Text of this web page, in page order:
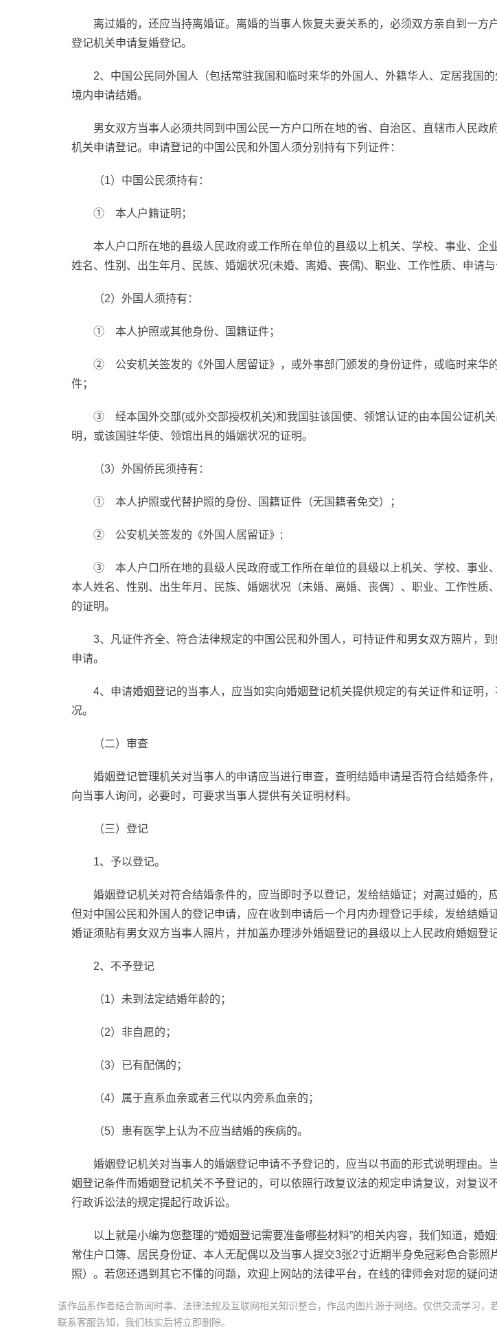
离过婚的，还应当持离婚证。离婚的当事人恢复夫妻关系的，必须双方亲自到一方
登记机关申请复婚登记。
2、中国公民同外国人（包括常驻我国和临时来华的外国人、外籍华人、定居我国
境内申请结婚。
男女双方当事人必须共同到中国公民一方户口所在地的省、自治区、直辖市人民政
机关申请登记。申请登记的中国公民和外国人须分别持有下列证件：
（1）中国公民须持有：
① 本人户籍证明；
本人户口所在地的县级人民政府或工作所在单位的县级以上机关、学校、事业、企
姓名、性别、出生年月、民族、婚姻状况(未婚、离婚、丧偶)、职业、工作性质、申请与
（2）外国人须持有：
① 本人护照或其他身份、国籍证件；
② 公安机关签发的《外国人居留证》，或外事部门颁发的身份证件，或临时来华
件；
③ 经本国外交部(或外交部授权机关)和我国驻该国使、领馆认证的由本国公证机关
明，或该国驻华使、领馆出具的婚姻状况的证明。
（3）外国侨民须持有：
① 本人护照或代替护照的身份、国籍证件（无国籍者免交）；
② 公安机关签发的《外国人居留证》;
③ 本人户口所在地的县级人民政府或工作所在单位的县级以上机关、学校、事业
本人姓名、性别、出生年月、民族、婚姻状况（未婚、离婚、丧偶）、职业、工作性质
的证明。
3、凡证件齐全、符合法律规定的中国公民和外国人，可持证件和男女双方照片，
申请。
4、申请婚姻登记的当事人，应当如实向婚姻登记机关提供规定的有关证件和证明
况。
（二）审查
婚姻登记管理机关对当事人的申请应当进行审查，查明结婚申请是否符合结婚条件
向当事人询问，必要时，可要求当事人提供有关证明材料。
（三）登记
1、予以登记。
婚姻登记机关对符合结婚条件的，应当即时予以登记，发给结婚证；对离过婚的，
但对中国公民和外国人的登记申请，应在收到申请后一个月内办理登记手续，发给结婚
婚证须贴有男女双方当事人照片，并加盖办理涉外婚姻登记的县级以上人民政府婚姻登
2、不予登记
（1）未到法定结婚年龄的；
（2）非自愿的；
（3）已有配偶的；
（4）属于直系血亲或者三代以内旁系血亲的；
（5）患有医学上认为不应当结婚的疾病的。
婚姻登记机关对当事人的婚姻登记申请不予登记的，应当以书面的形式说明理由。
姻登记条件而婚姻登记机关不予登记的，可以依照行政复议法的规定申请复议，对复议
行政诉讼法的规定提起行政诉讼。
以上就是小编为您整理的“婚姻登记需要准备哪些材料”的相关内容，我们知道，婚
常住户口簿、居民身份证、本人无配偶以及当事人提交3张2寸近期半身免冠彩色合影照
照）。若您还遇到其它不懂的问题，欢迎上网站的法律平台，在线的律师会对您的疑问
该作品系作者结合新闻时事、法律法规及互联网相关知识整合，作品内图片源于网络。仅供交流学习，
联系客服告知，我们核实后将立即删除。